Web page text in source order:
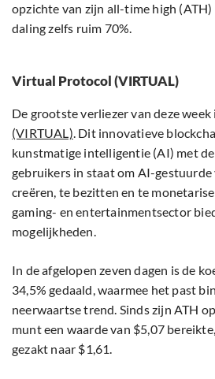
opzichte van zijn all-time high
daling zelfs ruim 70%.
Virtual Protocol (VIRTUAL)
De grootste verliezer van deze week
(VIRTUAL). Dit innovatieve
kunstmatige intelligentie (AI) met
gebruikers in staat om AI-
creëren, te bezitten en te
gaming- en entertainmentsector
mogelijkheden.
In de afgelopen zeven dagen is de
34,5% gedaald, waarmee het past
neerwaartse trend. Sinds zijn ATH
munt een waarde van $5,07
gezakt naar $1,61.